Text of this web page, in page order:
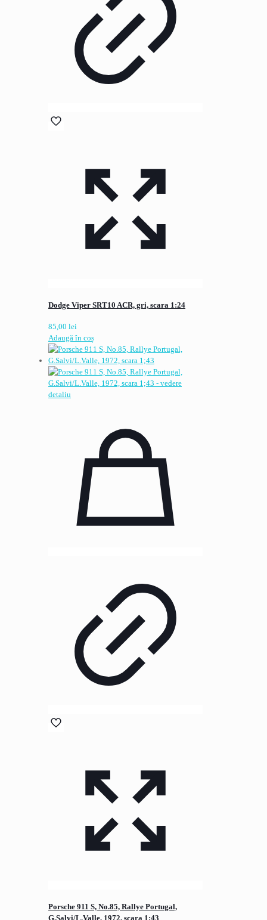
Dodge Viper SRT10 ACR, gri, scara 1:24
85,00 lei
Adaugă în coș
Porsche 911 S, No.85, Rallye Portugal,
G.Salvi/L.Valle, 1972, scara 1;43